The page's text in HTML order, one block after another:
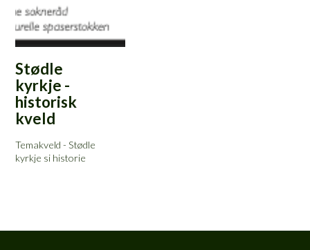
Stødle
kyrkje -
historisk
kveld
Temakveld - Stødle
kyrkje si historie